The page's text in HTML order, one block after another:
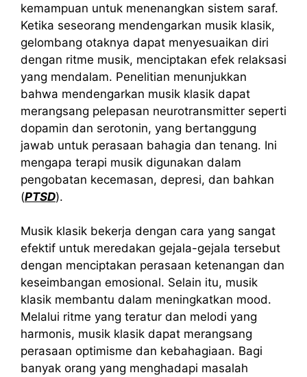
kemampuan untuk menenangkan sistem saraf.
Ketika seseorang mendengarkan musik klasik,
gelombang otaknya dapat menyesuaikan diri
dengan ritme musik, menciptakan efek relaksasi
yang mendalam. Penelitian menunjukkan
bahwa mendengarkan musik klasik dapat
merangsang pelepasan neurotransmitter seperti
dopamin dan serotonin, yang bertanggung
jawab untuk perasaan bahagia dan tenang. Ini
mengapa terapi musik digunakan dalam
pengobatan kecemasan, depresi, dan bahkan
(PTSD).
Musik klasik bekerja dengan cara yang sangat
efektif untuk meredakan gejala-gejala tersebut
dengan menciptakan perasaan ketenangan dan
keseimbangan emosional. Selain itu, musik
klasik membantu dalam meningkatkan mood.
Melalui ritme yang teratur dan melodi yang
harmonis, musik klasik dapat merangsang
perasaan optimisme dan kebahagiaan. Bagi
banyak orang yang menghadapi masalah